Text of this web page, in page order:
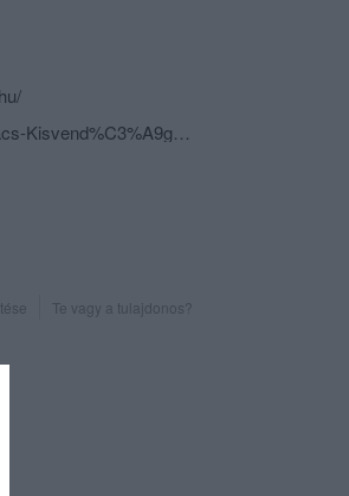
fb.com/pages/Aranykulacs-Kisvend%C3%A9gl%C5%91/126841790750218
Te vagy a tulajdonos?